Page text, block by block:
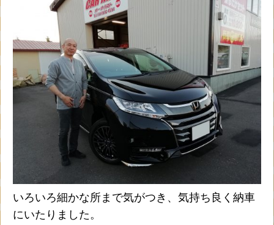
いろいろ細かな所まで気がつき、気持ち良く納車
にいたりました。